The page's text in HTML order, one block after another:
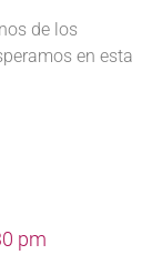
de los
en esta
pm